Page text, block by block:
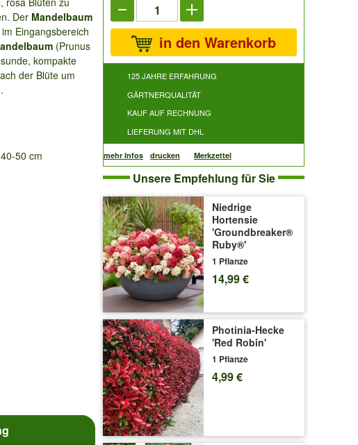
DerMandelbaum
Eingangsbereich
(Prunus
kompakte
der Blüte um
50 cm
in den Warenkorb
125 JAHRE ERFAHRUNG
GÄRTNERQUALITÄT
KAUF AUF RECHNUNG
LIEFERUNG MIT DHL
mehr Infos drucken Merkzettel
Unsere Empfehlung für Sie
Niedrige
Hortensie
'Groundbreaker®
Ruby®'
1 Pflanze
14,99 €
Photinia-Hecke
'Red Robin'
1 Pflanze
4,99 €